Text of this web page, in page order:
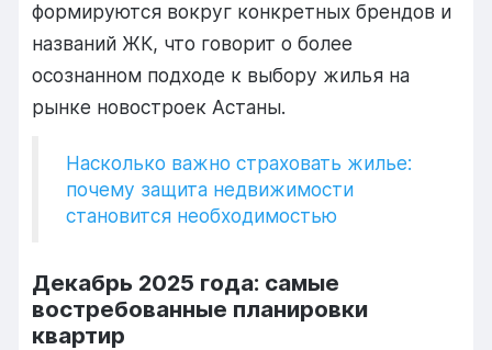
формируются вокруг конкретных брендов и
названий ЖК, что говорит о более
осознанном подходе к выбору жилья на
рынке новостроек Астаны.
Насколько важно страховать жилье:
почему защита недвижимости
становится необходимостью
Декабрь 2025 года: самые
востребованные планировки
квартир